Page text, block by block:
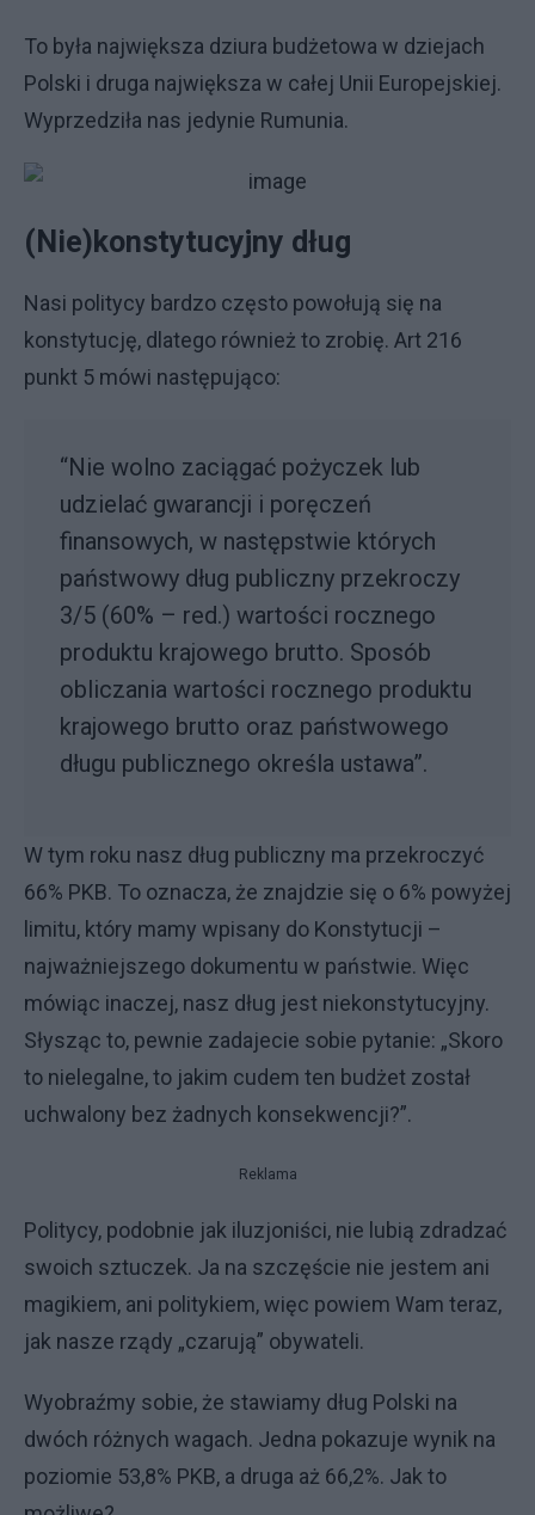
To była największa dziura budżetowa w dziejach
Polski i druga największa w całej Unii Europejskiej.
Wyprzedziła nas jedynie Rumunia.
(Nie)konstytucyjny dług
Nasi politycy bardzo często powołują się na
konstytucję, dlatego również to zrobię. Art 216
punkt 5 mówi następująco:
“Nie wolno zaciągać pożyczek lub
udzielać gwarancji i poręczeń
finansowych, w następstwie których
państwowy dług publiczny przekroczy
3/5 (60% – red.) wartości rocznego
produktu krajowego brutto. Sposób
obliczania wartości rocznego produktu
krajowego brutto oraz państwowego
długu publicznego określa ustawa”.
W tym roku nasz dług publiczny ma przekroczyć
66% PKB. To oznacza, że znajdzie się o 6% powyżej
limitu, który mamy wpisany do Konstytucji –
najważniejszego dokumentu w państwie. Więc
mówiąc inaczej, nasz dług jest niekonstytucyjny.
Słysząc to, pewnie zadajecie sobie pytanie: „Skoro
to nielegalne, to jakim cudem ten budżet został
uchwalony bez żadnych konsekwencji?”.
Reklama
Politycy, podobnie jak iluzjoniści, nie lubią zdradzać
swoich sztuczek. Ja na szczęście nie jestem ani
magikiem, ani politykiem, więc powiem Wam teraz,
jak nasze rządy „czarują” obywateli.
Wyobraźmy sobie, że stawiamy dług Polski na
dwóch różnych wagach. Jedna pokazuje wynik na
poziomie 53,8% PKB, a druga aż 66,2%. Jak to